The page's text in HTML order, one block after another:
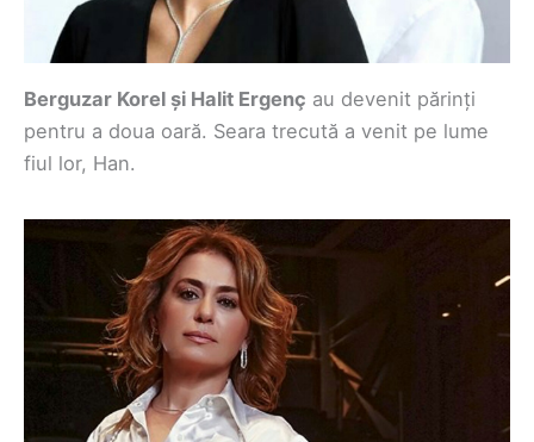
Berguzar Korel și Halit Ergenç au devenit părinți
pentru a doua oară. Seara trecută a venit pe lume
fiul lor, Han.